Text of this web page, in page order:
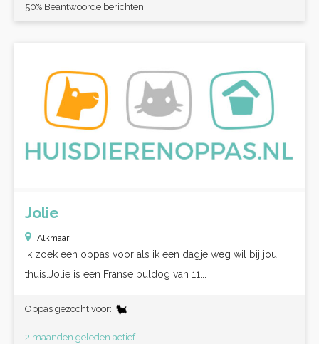
50% Beantwoorde berichten
Jolie
Alkmaar
Ik zoek een oppas voor als ik een dagje weg wil bij jou
thuis.Jolie is een Franse buldog van 11...
Oppas gezocht voor:
2 maanden geleden actief